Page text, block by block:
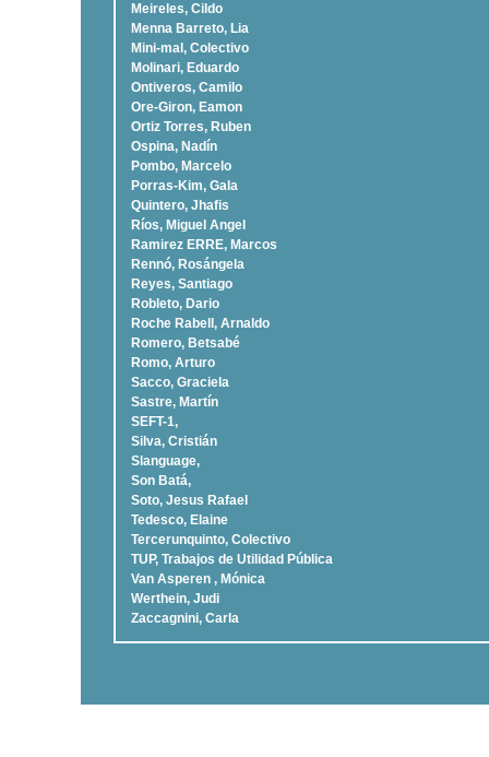
Meireles, Cildo
Menna Barreto, Lia
Mini-mal, Colectivo
Molinari, Eduardo
Ontiveros, Camilo
Ore-Giron, Eamon
Ortiz Torres, Ruben
Ospina, Nadí­n
Pombo, Marcelo
Porras-Kim, Gala
Quintero, Jhafis
Rí­os, Miguel Angel
Ramirez ERRE, Marcos
Rennó, Rosángela
Reyes, Santiago
Robleto, Dario
Roche Rabell, Arnaldo
Romero, Betsabé
Romo, Arturo
Sacco, Graciela
Sastre, Martí­n
SEFT-1,
Silva, Cristián
Slanguage,
Son Batá,
Soto, Jesus Rafael
Tedesco, Elaine
Tercerunquinto, Colectivo
TUP, Trabajos de Utilidad Pública
Van Asperen , Mónica
Werthein, Judi
Zaccagnini, Carla